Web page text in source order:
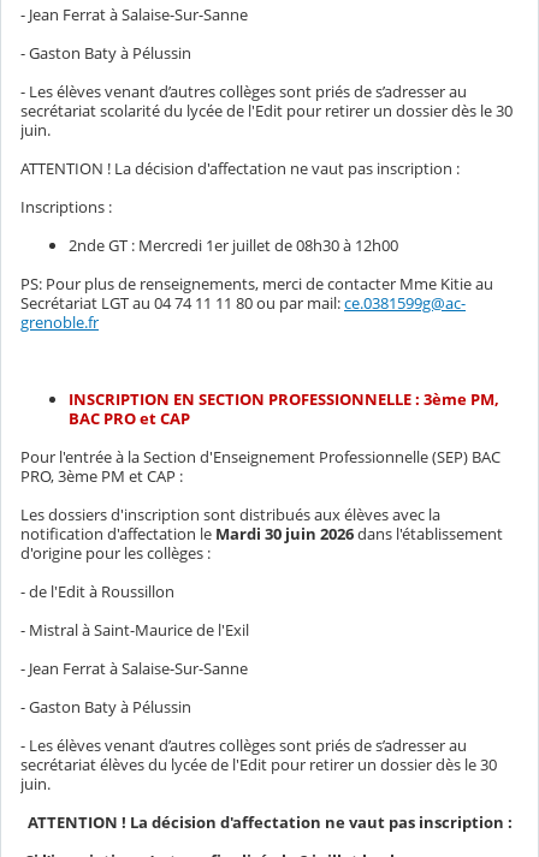
- Jean Ferrat à Salaise-Sur-Sanne
- Gaston Baty à Pélussin
- Les élèves venant d’autres collèges sont priés de s’adresser au
secrétariat scolarité du lycée de l'Edit pour retirer un dossier dès le 30
juin.
ATTENTION ! La décision d'affectation ne vaut pas inscription :
Inscriptions :
2nde GT : Mercredi 1er juillet de 08h30 à 12h00
PS: Pour plus de renseignements, merci de contacter Mme Kitie au
Secrétariat LGT au 04 74 11 11 80 ou par mail:ce.0381599g@ac-
grenoble.fr
INSCRIPTION EN SECTION PROFESSIONNELLE : 3ème PM,
BAC PRO et CAP
Pour l'entrée à la Section d'Enseignement Professionnelle (SEP) BAC
PRO, 3ème PM et CAP :
Les dossiers d'inscription sont distribués aux élèves avec la
notification d'affectation le Mardi 30 juin 2026dans l'établissement
d'origine pour les collèges :
- de l'Edit à Roussillon
- Mistral à Saint-Maurice de l'Exil
- Jean Ferrat à Salaise-Sur-Sanne
- Gaston Baty à Pélussin
- Les élèves venant d’autres collèges sont priés de s’adresser au
secrétariat élèves du lycée de l'Edit pour retirer un dossier dès le 30
juin.
ATTENTION ! La décision d'affectation ne vaut pas inscription :